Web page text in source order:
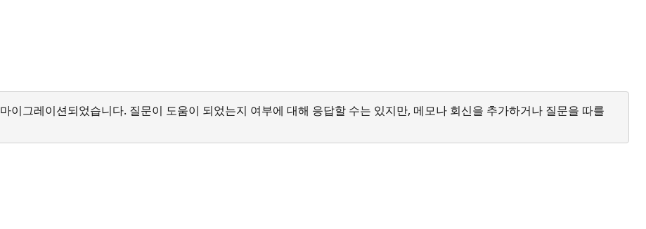
그레이션되었습니다. 질문이 도움이 되었는지 여부에 대해 응답할 수는 있지만, 메모나 회신을 추가하거나 질문을 따를